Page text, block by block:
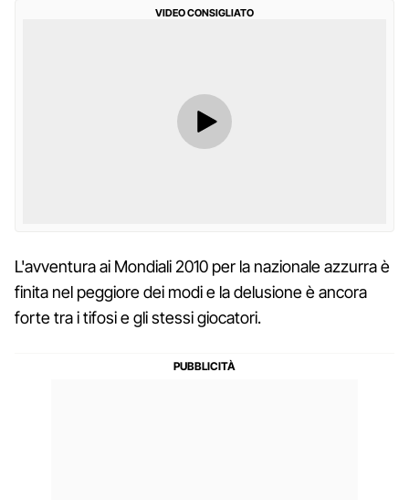
VIDEO CONSIGLIATO
L'avventura ai Mondiali 2010 per la nazionale azzurra è
finita nel peggiore dei modi e la delusione è ancora
forte tra i tifosi e gli stessi giocatori.